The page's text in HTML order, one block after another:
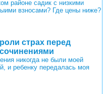
районе садик с низкими
взносами? Где цены ниже?
страх перед
никогда не были моей
и ребенку передалась моя